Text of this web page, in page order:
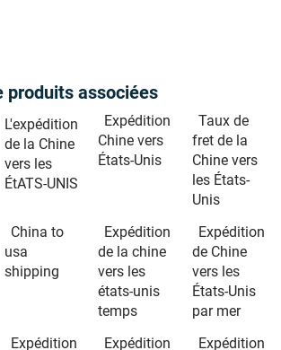
produits associées
L'expédition
de la Chine
vers les
ÉtATS-UNIS
Expédition
Chine vers
États-Unis
Taux de
fret de la
Chine vers
les États-
Unis
China to
usa
shipping
Expédition
de la chine
vers les
états-unis
temps
Expédition
de Chine
vers les
États-Unis
par mer
Expédition
Expédition
Expédition